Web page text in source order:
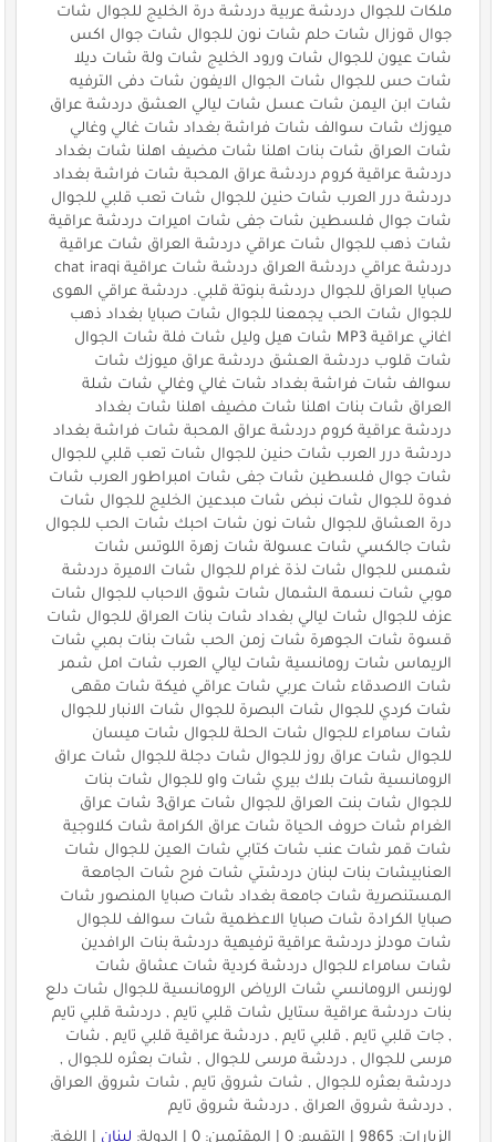
ملكات للجوال دردشة عربية دردشة درة الخليج للجوال شات
جوال قوزال شات حلم شات نون للجوال شات جوال اكس
شات عيون للجوال شات ورود الخليج شات ولة شات ديلا
شات حس للجوال شات الجوال الايفون شات دفى الترفيه
شات ابن اليمن شات عسل شات ليالي العشق دردشة عراق
ميوزك شات سوالف شات فراشة بغداد شات غالي وغالي
شات العراق شات بنات اهلنا شات مضيف اهلنا شات بغداد
دردشة عراقية كروم دردشة عراق المحبة شات فراشة بغداد
دردشة درر العرب شات حنين للجوال شات تعب قلبي للجوال
شات جوال فلسطين شات جفى شات اميرات دردشة عراقية
شات ذهب للجوال شات عراقي دردشة العراق شات عراقية
دردشة عراقي دردشة العراق دردشة شات عراقية chat iraqi
صبايا العراق للجوال دردشة بنوتة قلبي. دردشة عراقي الهوى
للجوال شات الحب يجمعنا للجوال شات صبايا بغداد ذهب
اغاني عراقية MP3 شات هيل وليل شات فلة شات الجوال
شات قلوب دردشة العشق دردشة عراق ميوزك شات
سوالف شات فراشة بغداد شات غالي وغالي شات شلة
العراق شات بنات اهلنا شات مضيف اهلنا شات بغداد
دردشة عراقية كروم دردشة عراق المحبة شات فراشة بغداد
دردشة درر العرب شات حنين للجوال شات تعب قلبي للجوال
شات جوال فلسطين شات جفى شات امبراطور العرب شات
فدوة للجوال شات نبض شات مبدعين الخليج للجوال شات
درة العشاق للجوال شات نون شات احبك شات الحب للجوال
شات جالكسي شات عسولة شات زهرة اللوتس شات
شمس للجوال شات لذة غرام للجوال شات الاميرة دردشة
موبي شات نسمة الشمال شات شوق الاحباب للجوال شات
عزف للجوال شات ليالي بغداد شات بنات العراق للجوال شات
قسوة شات الجوهرة شات زمن الحب شات بنات بمبي شات
الريماس شات رومانسية شات ليالي العرب شات امل شمر
شات الاصدقاء شات عربي شات عراقي فيكة شات مقهى
شات كردي للجوال شات البصرة للجوال شات الانبار للجوال
شات سامراء للجوال شات الحلة للجوال شات ميسان
للجوال شات عراق روز للجوال شات دجلة للجوال شات عراق
الرومانسية شات بلاك بيري شات واو للجوال شات بنات
للجوال شات بنت العراق للجوال شات عراق3 شات عراق
الغرام شات حروف الحياة شات عراق الكرامة شات كلاوجية
شات قمر شات عنب شات كتابي شات العين للجوال شات
العنابيشات بنات لبنان دردشتي شات فرح شات الجامعة
المستنصرية شات جامعة بغداد شات صبايا المنصور شات
صبايا الكرادة شات صبايا الاعظمية شات سوالف للجوال
شات مودلز دردشة عراقية ترفيهية دردشة بنات الرافدين
شات سامراء للجوال دردشة كردية شات عشاق شات
لورنس الرومانسي شات الرياض الرومانسية للجوال شات دلع
بنات دردشة عراقية ستايل شات قلبي تايم , دردشة قلبي تايم
, جات قلبي تايم , قلبي تايم , دردشة عراقية قلبي تايم , شات
مرسى للجوال , دردشة مرسى للجوال , شات بعثره للجوال ,
دردشة بعثره للجوال , شات شروق تايم , شات شروق العراق
, دردشة شروق العراق , دردشة شروق تايم
الزيارات: 9865 | التقييم: 0 | المقيّمين: 0 | الدولة:
لبنان| اللغة: